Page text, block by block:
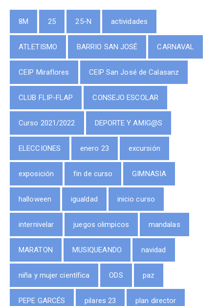
8M 25 25-N actividades
ATLETISMO BARRIO SAN JOSÉ CARNAVAL
CEIP Miraflores CEIP San José de Calasanz
CLUB FLIP-FLAP CONSEJO ESCOLAR
Curso 2021/2022 DEPORTE Y AMIG@S
ELECCIONES enero 23 excursión
exposición fin de curso GIMNASIA
halloween igualdad inicio curso
internivelar juegos olimpicos mandalas
MARATON MUSIQUEANDO navidad
niña y mujer científica ODS paz
PEPE GARCÉS pilares 23 plan director